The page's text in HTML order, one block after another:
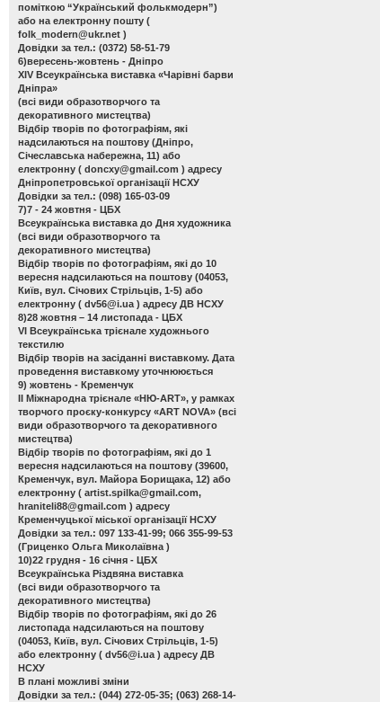
поміткою “Український фолькмодерн”)
або на електронну пошту (
folk_modern@ukr.net )
Довідки за тел.: (0372) 58-51-79
6)вересень-жовтень - Дніпро
ХІV Всеукраїнська виставка «Чарівні барви
Дніпра»
(всі види образотворчого та
декоративного мистецтва)
Відбір творів по фотографіям, які
надсилаються на поштову (Дніпро,
Січеславська набережна, 11) або
електронну ( doncxy@gmail.com ) адресу
Дніпропетровської організації НСХУ
Довідки за тел.: (098) 165-03-09
7)7 - 24 жовтня - ЦБХ
Всеукраїнська виставка до Дня художника
(всі види образотворчого та
декоративного мистецтва)
Відбір творів по фотографіям, які до 10
вересня надсилаються на поштову (04053,
Київ, вул. Січових Стрільців, 1-5) або
електронну ( dv56@i.ua ) адресу ДВ НСХУ
8)28 жовтня – 14 листопада - ЦБХ
VІ Всеукраїнська трієнале художнього
текстилю
Відбір творів на засіданні виставкому. Дата
проведення виставкому уточнююється
9) жовтень - Кременчук
ІІ Міжнародна трієнале «НЮ-АRТ», у рамках
творчого проєку-конкурсу «ART NOVA» (всі
види образотворчого та декоративного
мистецтва)
Відбір творів по фотографіям, які до 1
вересня надсилаються на поштову (39600,
Кременчук, вул. Майора Борищака, 12) або
електронну ( artist.spilka@gmail.com,
hraniteli88@gmail.com ) адресу
Кременчуцької міської організації НСХУ
Довідки за тел.: 097 133-41-99; 066 355-99-53
(Гриценко Ольга Миколаївна )
10)22 грудня - 16 січня - ЦБХ
Всеукраїнська Різдвяна виставка
(всі види образотворчого та
декоративного мистецтва)
Відбір творів по фотографіям, які до 26
листопада надсилаються на поштову
(04053, Київ, вул. Січових Стрільців, 1-5)
або електронну ( dv56@i.ua ) адресу ДВ
НСХУ
В плані можливі зміни
Довідки за тел.: (044) 272-05-35; (063) 268-14-